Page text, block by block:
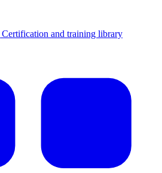
Certification and training library